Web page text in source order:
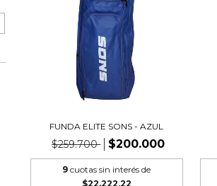
FUNDA ELITE SONS - AZUL
$259.700 $200.000
9 cuotas sin interés de
$22.222,22